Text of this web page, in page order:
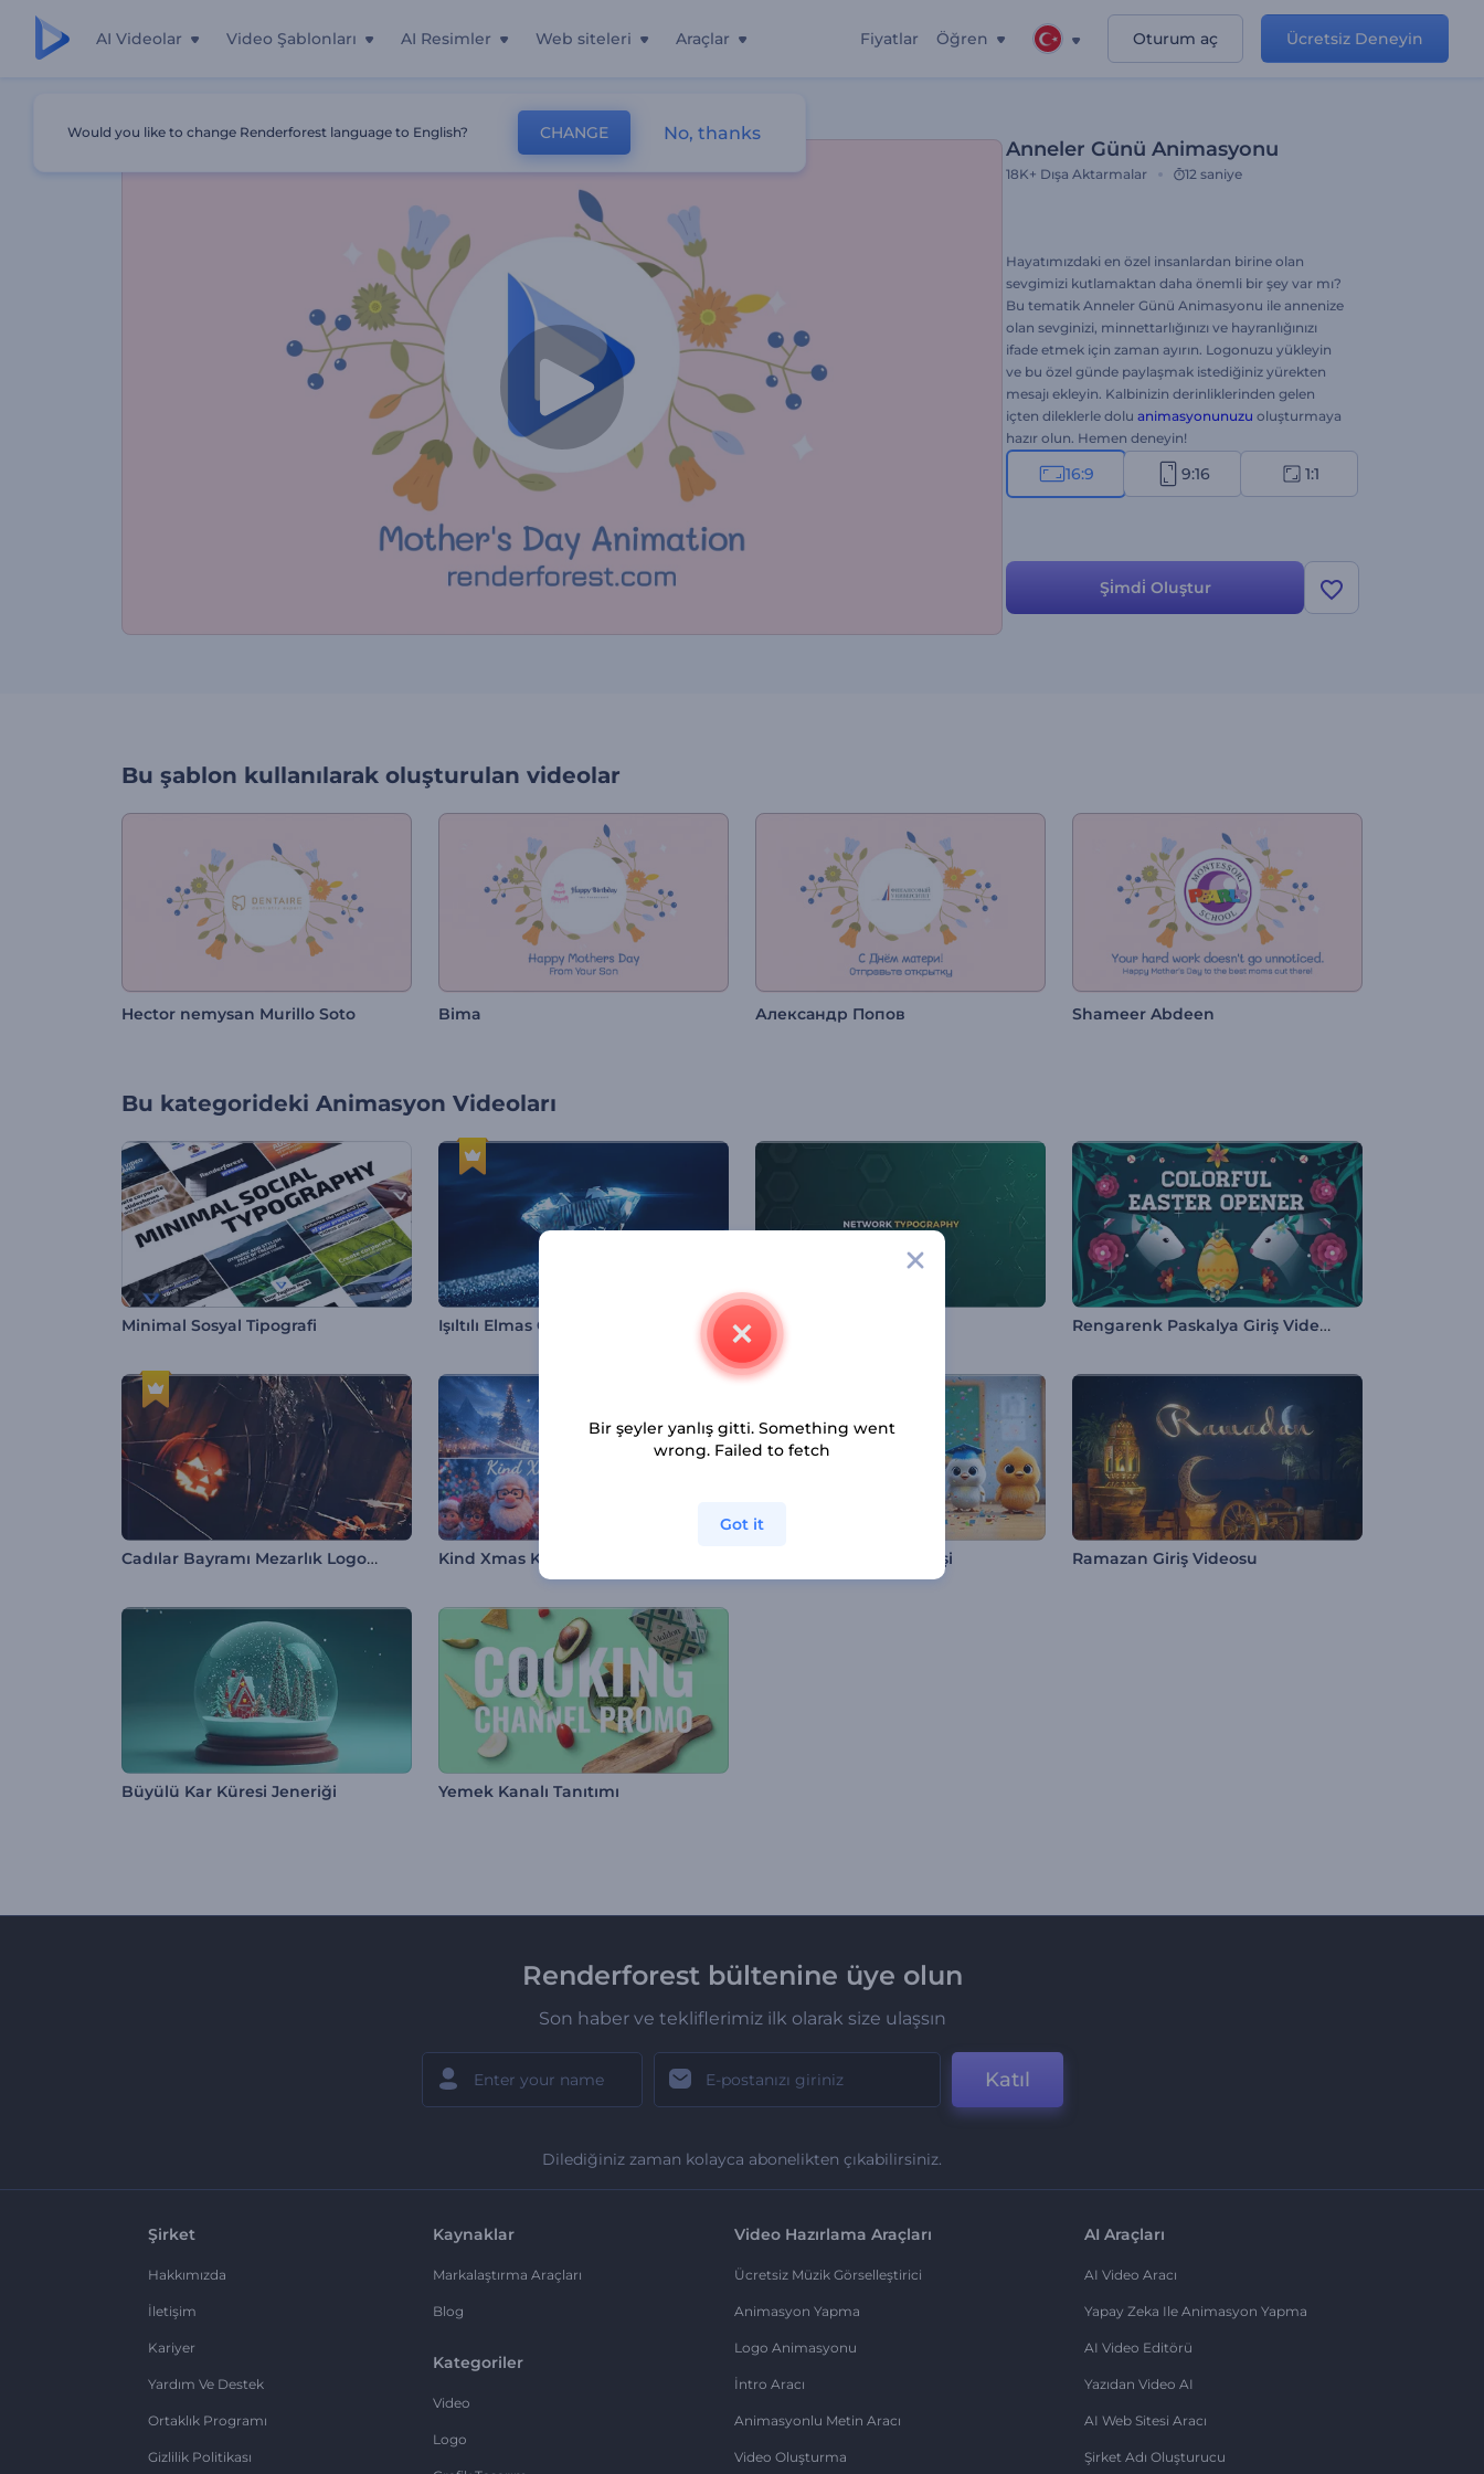
AI Videolar Video Şablonları AI Resimler Web siteleri Araçlar Fiyatlar Öğren Oturum aç Ücretsiz Deneyin
Anneler Günü Animasyonu
18K+ Dışa Aktarmalar 12 saniye
Hayatımızdaki en özel insanlardan birine olan
sevgimizi kutlamaktan daha önemli bir şey var mı?
Bu tematik Anneler Günü Animasyonu ile annenize
olan sevginizi, minnettarlığınızı ve hayranlığınızı
ifade etmek için zaman ayırın. Logonuzu yükleyin
ve bu özel günde paylaşmak istediğiniz yürekten
mesajı ekleyin. Kalbinizin derinliklerinden gelen
içten dileklerle dolu animasyonunuzu oluşturmaya
hazır olun. Hemen deneyin!
16:9 9:16 1:1
Şi̇mdi̇ Oluştur
Bu şablon kullanılarak oluşturulan videolar
Hector nemysan Murillo Soto Bima Александр Попов Shameer Abdeen
Bu kategorideki Animasyon Videoları
Minimal Sosyal Tipografi İletişim Ağı Tipografi Rengarenk Paskalya Giriş Videosu
Cadılar Bayramı Mezarlık Logo Gösterimi Kind Xmas Karakter Paketi Civciv'in Mezuniyet Girişi Ramazan Giriş Videosu
Büyülü Kar Küresi Jeneriği Yemek Kanalı Tanıtımı
Renderforest bültenine üye olun
Son haber ve tekliflerimiz ilk olarak size ulaşsın
Katıl
Dilediğiniz zaman kolayca abonelikten çıkabilirsiniz.
Şirket
Hakkımızda
İletişim
Kariyer
Yardım Ve Destek
Ortaklık Programı
Gizlilik Politikası
Kaynaklar
Markalaştırma Araçları
Blog
Kategoriler
Video
Logo
Video Hazırlama Araçları
Ücretsiz Müzik Görselleştirici
Animasyon Yapma
Logo Animasyonu
İntro Aracı
Animasyonlu Metin Aracı
Video Oluşturma
AI Araçları
AI Video Aracı
Yapay Zeka Ile Animasyon Yapma
AI Video Editörü
Yazıdan Video AI
AI Web Sitesi Aracı
Şirket Adı Oluşturucu
Would you like to change Renderforest language to English? CHANGE No, thanks
Bir şeyler yanlış gitti. Something went
wrong. Failed to fetch
Got it